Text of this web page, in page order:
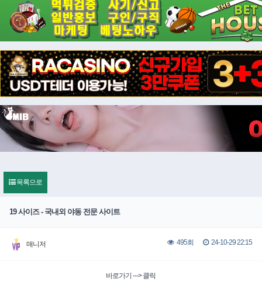
목록으로
19 사이즈 - 국내외 야동 전문 사이트
매니저 495회 24-10-29 22:15
바로가기 ---> 클릭